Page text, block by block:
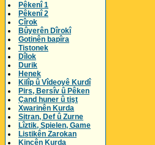
Pêkenî 1
Pêkenî 2
Cîrok
Bûyerên Dîrokî
Gotinên bapîra
Tistonek
Dîlok
Durik
Henek
Kilîp û Vîdeoyê Kurdî
Pirs, Bersîv û Pêken
Çand huner û tişt
Xwarinên Kurda
Sitran, Def û Zurne
Lîztik, Spielen, Game
Listikên Zarokan
Kincên Kurda